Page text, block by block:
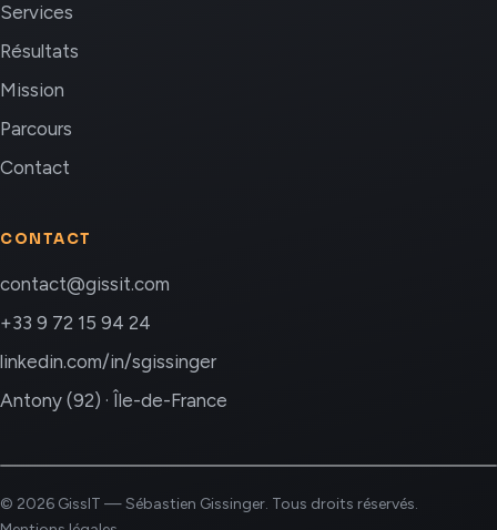
Services
Résultats
Mission
Parcours
Contact
CONTACT
contact@gissit.com
+33 9 72 15 94 24
linkedin.com/in/sgissinger
Antony (92) · Île-de-France
© 2026 GissIT — Sébastien Gissinger. Tous droits réservés.